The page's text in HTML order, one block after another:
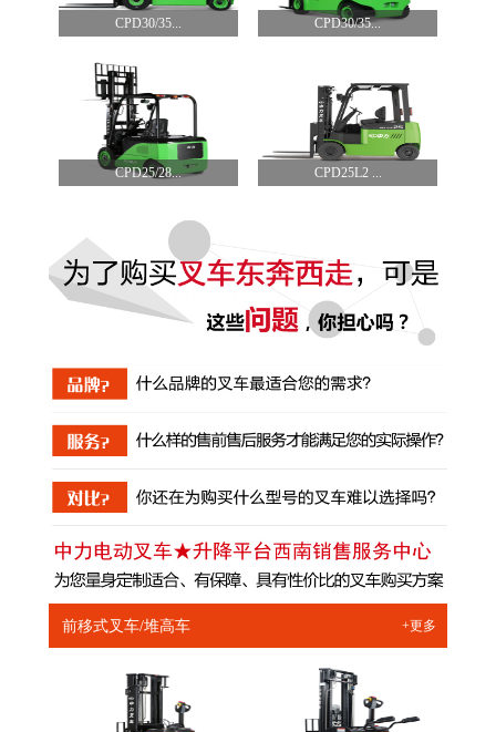
CPD30/35... CPD30/35...
CPD25/28... CPD25L2 ...
前移式叉车/堆高车 +更多